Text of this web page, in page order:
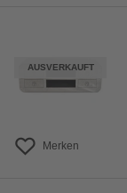
AUSVERKAUFT
Merken